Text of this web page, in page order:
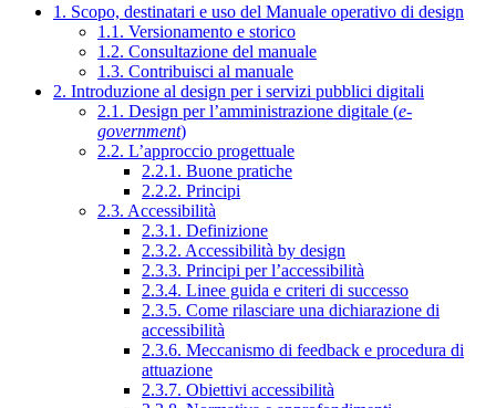
1. Scopo, destinatari e uso del Manuale operativo di design
1.1. Versionamento e storico
1.2. Consultazione del manuale
1.3. Contribuisci al manuale
2. Introduzione al design per i servizi pubblici digitali
2.1. Design per l’amministrazione digitale (e-
government)
2.2. L’approccio progettuale
2.2.1. Buone pratiche
2.2.2. Principi
2.3. Accessibilità
2.3.1. Definizione
2.3.2. Accessibilità by design
2.3.3. Principi per l’accessibilità
2.3.4. Linee guida e criteri di successo
2.3.5. Come rilasciare una dichiarazione di
accessibilità
2.3.6. Meccanismo di feedback e procedura di
attuazione
2.3.7. Obiettivi accessibilità